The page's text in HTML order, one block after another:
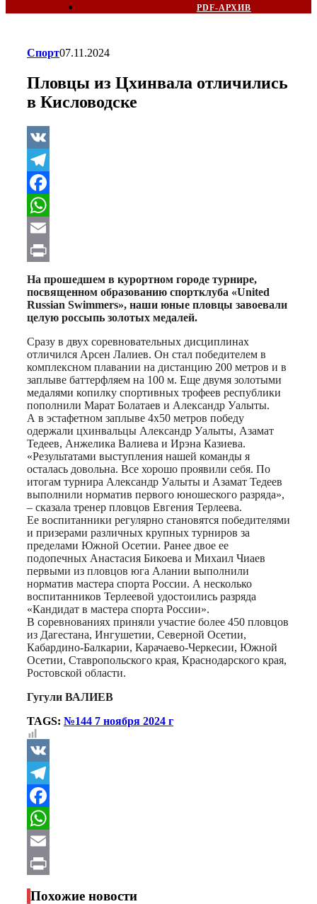
PDF-АРХИВ
Спорт07.11.2024
Пловцы из Цхинвала отличились
в Кисловодске
VK
Telegram
Facebook
WhatsApp
Email
Print
На прошедшем в курортном городе турнире,
посвященном образованию спортклуба «United
Russian Swimmers», наши юные пловцы завоевали
целую россыпь золотых медалей.
Сразу в двух соревновательных дисциплинах
отличился Арсен Лалиев. Он стал победителем в
комплексном плавании на дистанцию 200 метров и в
заплыве баттерфляем на 100 м. Еще двумя золотыми
медалями копилку спортивных трофеев республики
пополнили Марат Болатаев и Александр Уалыты.
А в эстафетном заплыве 4х50 метров победу
одержали цхинвальцы Александр Уалыты, Азамат
Тедеев, Анжелика Валиева и Ирэна Казиева.
«Результатами выступления нашей команды я
осталась довольна. Все хорошо проявили себя. По
итогам турнира Александр Уалыты и Азамат Тедеев
выполнили норматив первого юношеского разряда»,
– сказала тренер пловцов Евгения Терлеева.
Ее воспитанники регулярно становятся победителями
и призерами различных крупных турниров за
пределами Южной Осетии. Ранее двое ее
подопечных Анастасия Бикоева и Михаил Чиаев
первыми из пловцов юга Алании выполнили
норматив мастера спорта России. А несколько
воспитанников Терлеевой удостоились разряда
«Кандидат в мастера спорта России».
В соревнованиях приняли участие более 450 пловцов
из Дагестана, Ингушетии, Северной Осетии,
Кабардино-Балкарии, Карачаево-Черкесии, Южной
Осетии, Ставропольского края, Краснодарского края,
Ростовской области.
Гугули ВАЛИЕВ
TAGS: №144 7 ноября 2024 г
VK
Telegram
Facebook
WhatsApp
Email
Print
Похожие новости